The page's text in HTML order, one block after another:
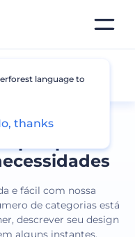
para
e fácil com nossa
de categorias está
descrever seu design
alguns instantes.
language to
thanks